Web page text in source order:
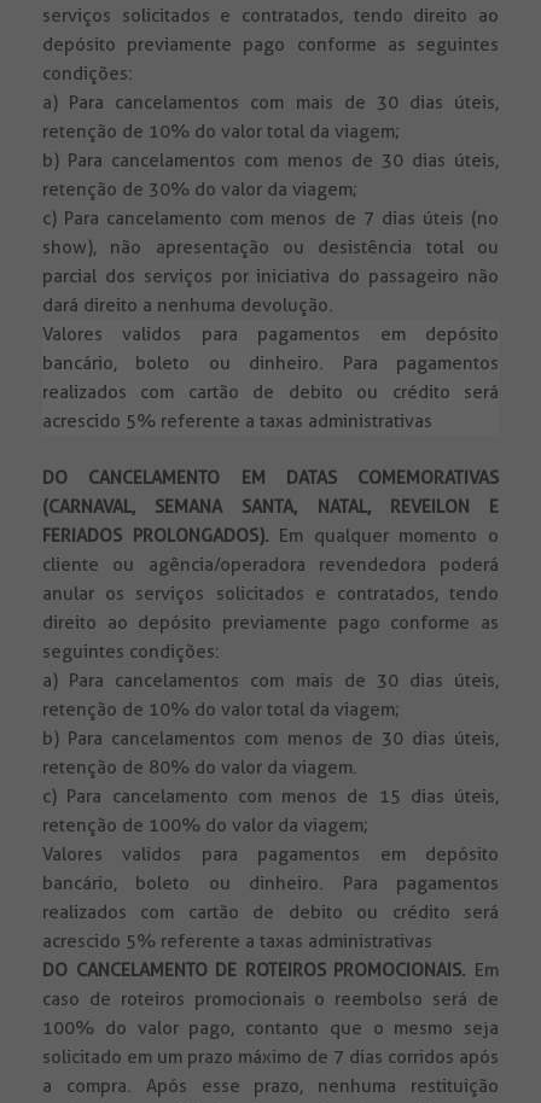
serviços solicitados e contratados, tendo direito ao
depósito previamente pago conforme as seguintes
condições:
a) Para cancelamentos com mais de 30 dias úteis,
retenção de 10% do valor total da viagem;
b) Para cancelamentos com menos de 30 dias úteis,
retenção de 30% do valor da viagem;
c) Para cancelamento com menos de 7 dias úteis (no
show), não apresentação ou desistência total ou
parcial dos serviços por iniciativa do passageiro não
dará direito a nenhuma devolução.
Valores validos para pagamentos em depósito
bancário, boleto ou dinheiro. Para pagamentos
realizados com cartão de debito ou crédito será
acrescido 5% referente a taxas administrativas
DO CANCELAMENTO EM DATAS COMEMORATIVAS
(CARNAVAL, SEMANA SANTA, NATAL, REVEILON E
FERIADOS PROLONGADOS). Em qualquer momento o
cliente ou agência/operadora revendedora poderá
anular os serviços solicitados e contratados, tendo
direito ao depósito previamente pago conforme as
seguintes condições:
a) Para cancelamentos com mais de 30 dias úteis,
retenção de 10% do valor total da viagem;
b) Para cancelamentos com menos de 30 dias úteis,
retenção de 80% do valor da viagem.
c) Para cancelamento com menos de 15 dias úteis,
retenção de 100% do valor da viagem;
Valores validos para pagamentos em depósito
bancário, boleto ou dinheiro. Para pagamentos
realizados com cartão de debito ou crédito será
acrescido 5% referente a taxas administrativas
DO CANCELAMENTO DE ROTEIROS PROMOCIONAIS. Em
caso de roteiros promocionais o reembolso será de
100% do valor pago, contanto que o mesmo seja
solicitado em um prazo máximo de 7 dias corridos após
a compra. Após esse prazo, nenhuma restituição